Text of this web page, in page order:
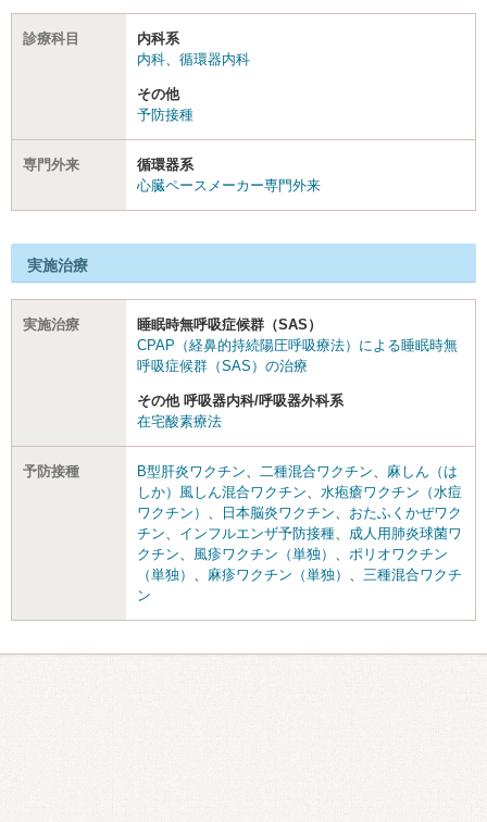
診療科目
内科系
内科、 循環器内科
その他
予防接種
専門外来
循環器系
心臓ペースメーカー専門外来
実施治療
実施治療
睡眠時無呼吸症候群（SAS）
CPAP（経鼻的持続陽圧呼吸療法）による睡眠時無
呼吸症候群（SAS）の治療
その他 呼吸器内科/呼吸器外科系
在宅酸素療法
予防接種 B型肝炎ワクチン、 二種混合ワクチン、 麻しん（は
しか）風しん混合ワクチン、 水疱瘡ワクチン（水痘
ワクチン） 、 日本脳炎ワクチン、 おたふくかぜワク
チン、 インフルエンザ予防接種、 成人用肺炎球菌ワ
クチン、 風疹ワクチン（単独） 、 ポリオワクチン
（単独） 、 麻疹ワクチン（単独） 、 三種混合ワクチ
ン